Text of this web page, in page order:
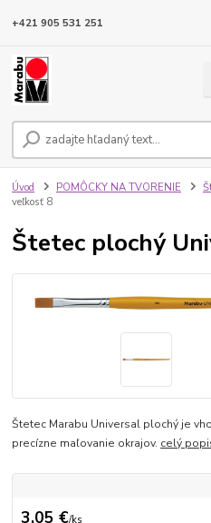
+421 905 531 251
Úvod POMÔCKY NA TVORENIE
veľkosť 8
Štetec plochý
Štetec Marabu Universal plochý je
precízne maľovanie okrajov. celý
3,05 €/ks